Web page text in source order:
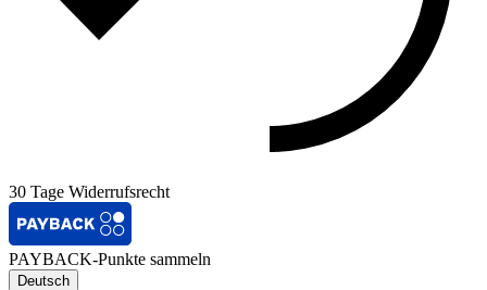
30 Tage Widerrufsrecht
PAYBACK-Punkte sammeln
Deutsch